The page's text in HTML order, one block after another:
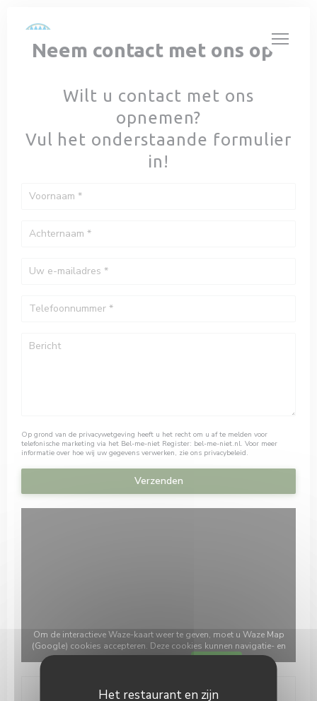
Het restaurant en zijn
Neem contact met ons op
Wilt u contact met ons
opnemen?
Vul het onderstaande formulier
in!
Op grond van de privacywetgeving heeft u het recht om u af te melden voor
telefonische marketing via het Bel-me-niet Register: bel-me-niet.nl. Voor meer
informatie over hoe wij uw gegevens verwerken, zie ons privacybeleid.
Om de interactieve Waze-kaart weer te geven, moet u Waze Map
(Google) cookies accepteren. Deze cookies kunnen navigatie- en